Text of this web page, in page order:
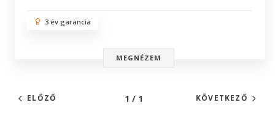
3 év garancia
MEGNÉZEM
ELŐZŐ 1 / 1 KÖVETKEZŐ